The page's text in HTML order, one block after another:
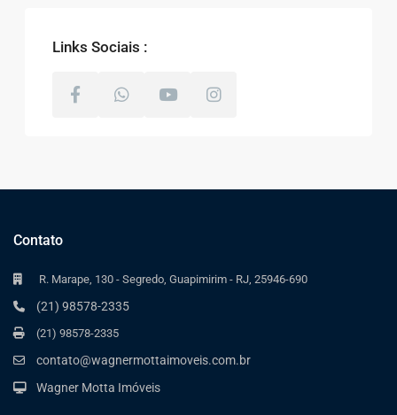
Links Sociais :
Contato
R. Marape, 130 - Segredo, Guapimirim - RJ, 25946-690
(21) 98578-2335
(21) 98578-2335
contato@wagnermottaimoveis.com.br
Wagner Motta Imóveis